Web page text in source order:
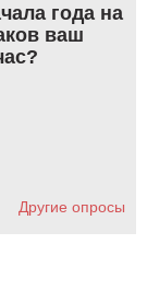
года на
ваш
Другие опросы